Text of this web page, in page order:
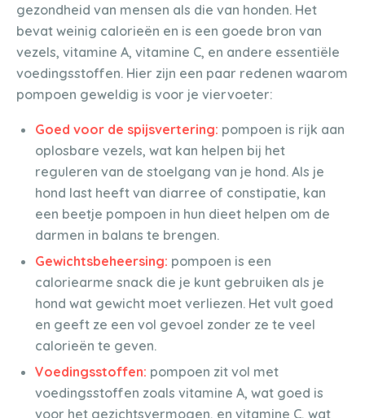
gezondheid van mensen als die van honden. Het
bevat weinig calorieën en is een goede bron van
vezels, vitamine A, vitamine C, en andere essentiële
voedingsstoffen. Hier zijn een paar redenen waarom
pompoen geweldig is voor je viervoeter:
Goed voor de spijsvertering: pompoen is rijk aan
oplosbare vezels, wat kan helpen bij het
reguleren van de stoelgang van je hond. Als je
hond last heeft van diarree of constipatie, kan
een beetje pompoen in hun dieet helpen om de
darmen in balans te brengen.
Gewichtsbeheersing: pompoen is een
caloriearme snack die je kunt gebruiken als je
hond wat gewicht moet verliezen. Het vult goed
en geeft ze een vol gevoel zonder ze te veel
calorieën te geven.
Voedingsstoffen: pompoen zit vol met
voedingsstoffen zoals vitamine A, wat goed is
voor het gezichtsvermogen, en vitamine C, wat